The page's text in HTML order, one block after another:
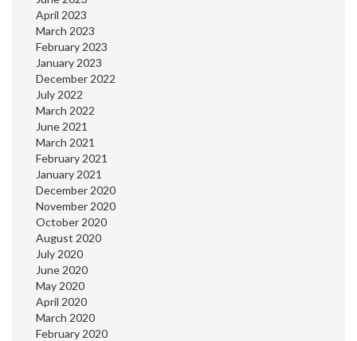
April 2023
March 2023
February 2023
January 2023
December 2022
July 2022
March 2022
June 2021
March 2021
February 2021
January 2021
December 2020
November 2020
October 2020
August 2020
July 2020
June 2020
May 2020
April 2020
March 2020
February 2020